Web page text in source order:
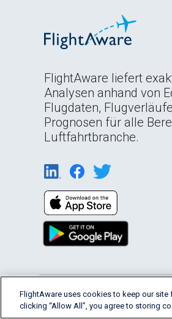
FlightAware liefert
Analysen anhand von
Flugdaten,
Prognosen für alle
Luftfahrtbranche.
English (USA) 2026
FlightAware uses cookies to keep our site
clicking “Allow All”, you agree to storing